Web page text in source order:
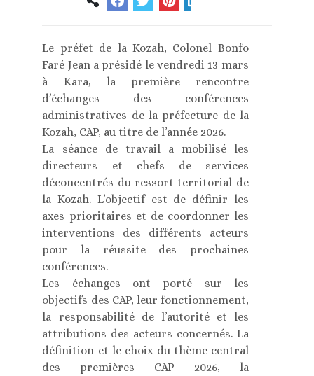
Le préfet de la Kozah, Colonel Bonfo
Faré Jean a présidé le vendredi 13 mars
à Kara, la première rencontre
d’échanges des conférences
administratives de la préfecture de la
Kozah, CAP, au titre de l’année 2026.
La séance de travail a mobilisé les
directeurs et chefs de services
déconcentrés du ressort territorial de
la Kozah. L’objectif est de définir les
axes prioritaires et de coordonner les
interventions des différents acteurs
pour la réussite des prochaines
conférences.
Les échanges ont porté sur les
objectifs des CAP, leur fonctionnement,
la responsabilité de l’autorité et les
attributions des acteurs concernés. La
définition et le choix du thème central
des premières CAP 2026, la